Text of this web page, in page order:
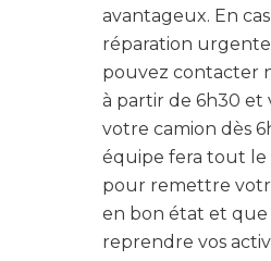
avantageux. En
réparation
pouvez contacter
à partir de 6h30 et
votre camion dès
équipe fera tout le
pour remettre
en bon état et que
reprendre vos